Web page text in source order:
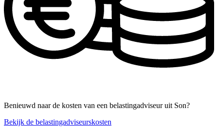
Benieuwd naar de kosten van een belastingadviseur uit Son?
Bekijk de belastingadviseurskosten